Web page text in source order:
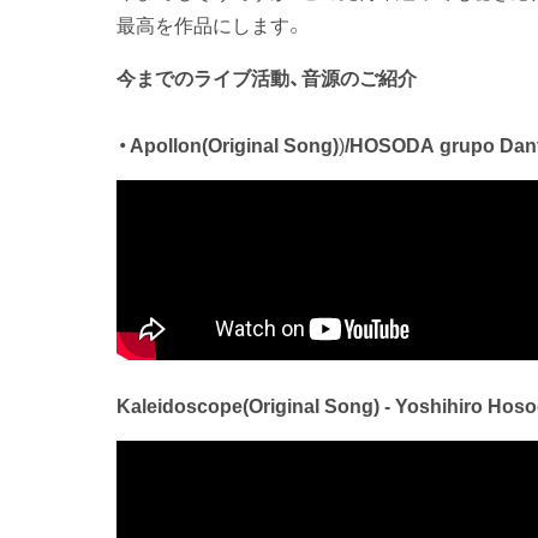
最高を作品にします。
今までのライブ活動、音源のご紹介
・Apollon(Original Song))/HOSODA grupo
Kaleidoscope(Original Song) - Yoshihiro